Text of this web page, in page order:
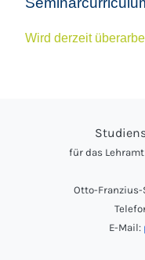
Wird derzeit
für das
Otto-Franzius-
E-Mail: